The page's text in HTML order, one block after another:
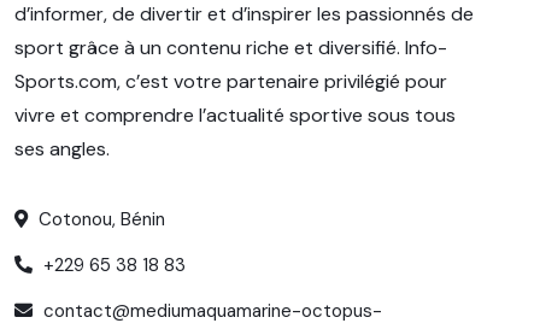
d’informer, de divertir et d’inspirer les passionnés de
sport grâce à un contenu riche et diversifié. Info-
Sports.com, c’est votre partenaire privilégié pour
vivre et comprendre l’actualité sportive sous tous
ses angles.
Cotonou, Bénin
+229 65 38 18 83
contact@mediumaquamarine-octopus-